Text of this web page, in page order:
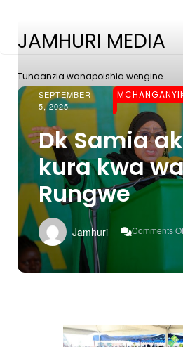
JAMHURI MEDIA
Tunaanzia wanapoishia wengine
SEPTEMBER
5, 2025
Dk Samia
kura kwa
Rungwe
Jamhuri Comments